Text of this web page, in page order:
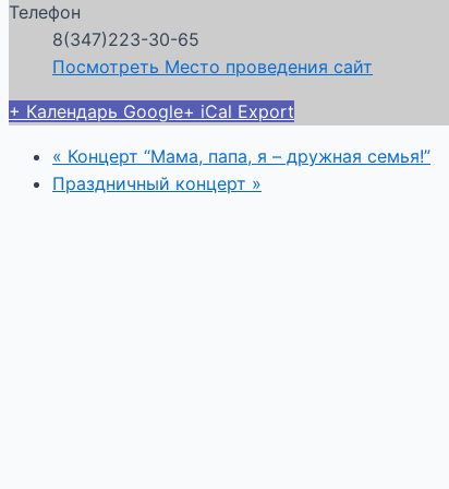
Телефон
8(347)223-30-65
Посмотреть Место проведения сайт
+ Календарь Google+ iCal Export
« Концерт “Мама, папа, я – дружная семья!”
Праздничный концерт »